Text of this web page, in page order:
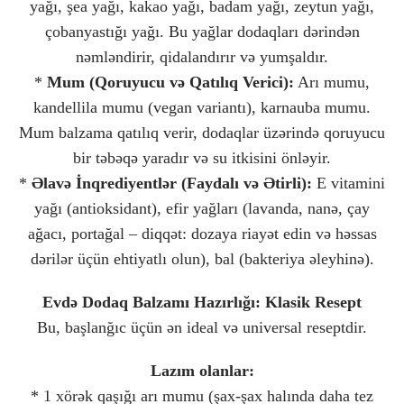
yağı, şea yağı, kakao yağı, badam yağı, zeytun yağı,
çobanyastığı yağı. Bu yağlar dodaqları dərindən
nəmləndirir, qidalandırır və yumşaldır.
* Mum (Qoruyucu və Qatılıq Verici): Arı mumu,
kandellila mumu (vegan variantı), karnauba mumu.
Mum balzama qatılıq verir, dodaqlar üzərində qoruyucu
bir təbəqə yaradır və su itkisini önləyir.
* Əlavə İnqrediyentlər (Faydalı və Ətirli): E vitamini
yağı (antioksidant), efir yağları (lavanda, nanə, çay
ağacı, portağal – diqqət: dozaya riayət edin və həssas
dərilər üçün ehtiyatlı olun), bal (bakteriya əleyhinə).
Evdə Dodaq Balzamı Hazırlığı: Klasik Resept
Bu, başlanğıc üçün ən ideal və universal reseptdir.
Lazım olanlar:
* 1 xörək qaşığı arı mumu (şax-şax halında daha tez